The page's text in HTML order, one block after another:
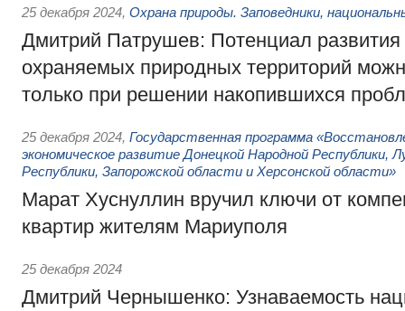
25 декабря 2024, Охрана природы. Заповедники,
Дмитрий Патрушев: Потенциал развития
охраняемых природных территорий
только при решении накопившихся
25 декабря 2024, Государственная программа
экономическое развитие Донецкой Народной Республики,
Республики, Запорожской области и Херсонской области»
Марат Хуснуллин вручил ключи от
квартир жителям Мариуполя
25 декабря 2024
Дмитрий Чернышенко: Узнаваемость